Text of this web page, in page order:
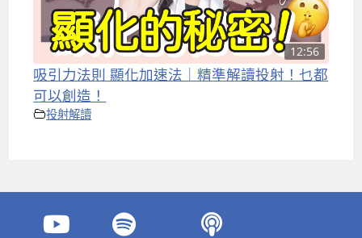
12:56
吸引力法則 顯化加速法｜精準解讀投射！乜都
可以創造！
投射解讀